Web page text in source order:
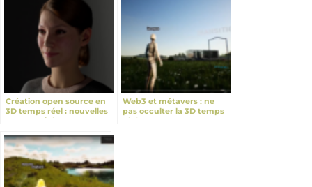
Création open source en
3D temps réel : nouvelles
opportunités
Web3 et métavers : ne
pas occulter la 3D temps
réel